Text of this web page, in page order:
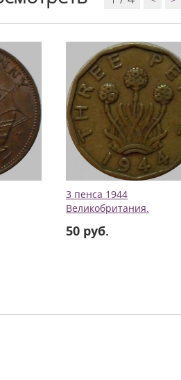
3 пенса 1944
Великобритания.
50 руб.